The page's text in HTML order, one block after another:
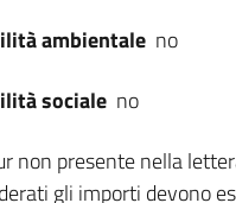
ambientale no
sociale no
non presente nella
gli importi devono